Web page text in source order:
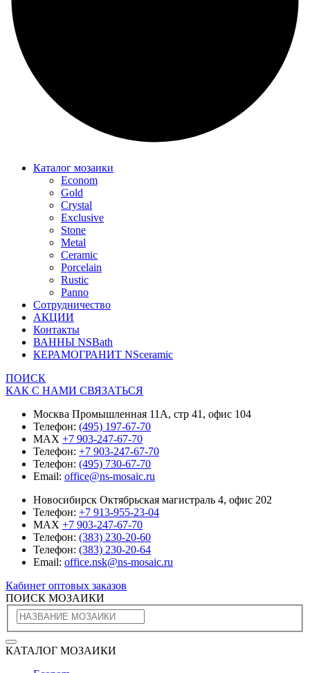
Каталог мозаики
Econom
Gold
Crystal
Exclusive
Stone
Metal
Ceramic
Porcelain
Rustic
Panno
Сотрудничество
АКЦИИ
Контакты
ВАННЫ NSBath
КЕРАМОГРАНИТ NSceramic
ПОИСК
КАК С НАМИ СВЯЗАТЬСЯ
Москва Промышленная 11А, стр 41, офис 104
Телефон: (495) 197-67-70
MAX +7 903-247-67-70
Телефон: +7 903-247-67-70
Телефон: (495) 730-67-70
Email: office@ns-mosaic.ru
Новосибирск Октябрьская магистраль 4, офис 202
Телефон: +7 913-955-23-04
MAX +7 903-247-67-70
Телефон: (383) 230-20-60
Телефон: (383) 230-20-64
Email: office.nsk@ns-mosaic.ru
Кабинет оптовых заказов
ПОИСК МОЗАИКИ
КАТАЛОГ МОЗАИКИ